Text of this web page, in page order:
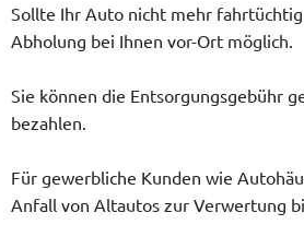
Sollte Ihr Auto nicht mehr
Abholung bei Ihnen vor-Ort möglich.
Sie können die Entsorgungsgebühr
bezahlen.
Für gewerbliche Kunden wie
Anfall von Altautos zur Verwertung